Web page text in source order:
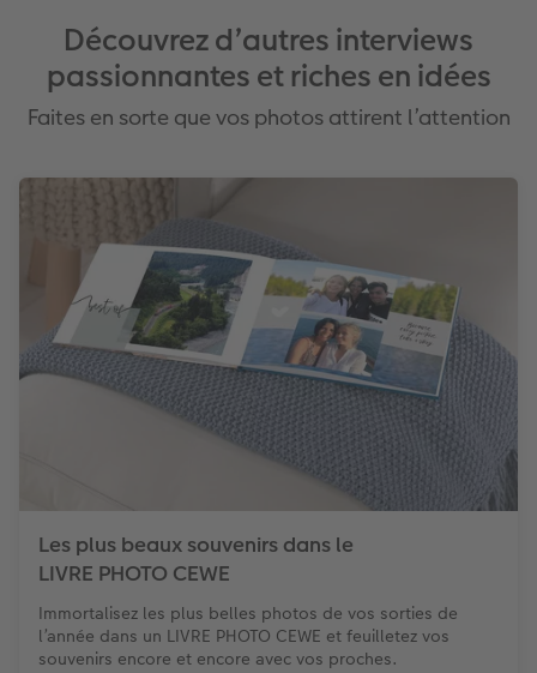
Découvrez d’autres interviews
passionnantes et riches en idées
Faites en sorte que vos photos attirent l’attention
Les plus beaux souvenirs dans le
LIVRE PHOTO CEWE
Immortalisez les plus belles photos de vos sorties de
l’année dans un LIVRE PHOTO CEWE et feuilletez vos
souvenirs encore et encore avec vos proches.